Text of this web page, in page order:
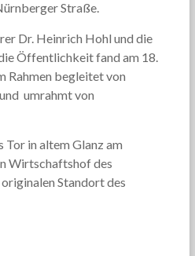
Straße.
Dr. Heinrich Hohl und die
Öffentlichkeit fand am 18.
Rahmen begleitet von
umrahmt von
Tor in altem Glanz am
Wirtschaftshof des
Standort des